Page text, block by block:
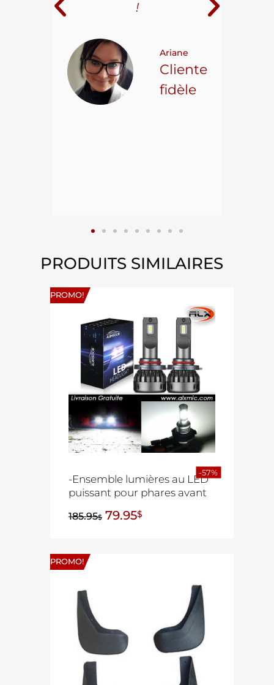
!
Ariane
Cliente
fidèle
PRODUITS SIMILAIRES
PROMO!
-Ensemble lumières au LED
puissant pour phares avant
185.95$ 79.95$
-57%
PROMO!